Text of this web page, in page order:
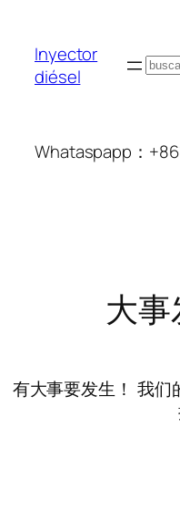
Inyector
diésel
搜
Whataspapp：
大事
有大事要发生！ 我们